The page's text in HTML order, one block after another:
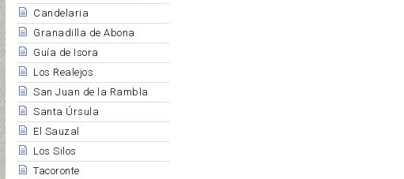
Candelaria
Granadilla de Abona
Guía de Isora
Los Realejos
San Juan de la Rambla
Santa Úrsula
El Sauzal
Los Silos
Tacoronte